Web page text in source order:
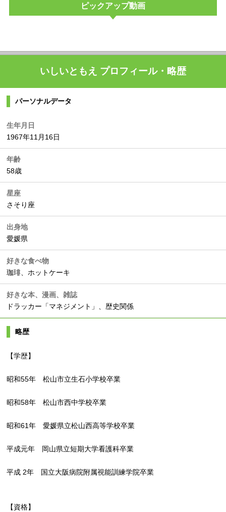
ピックアップ動画
いしいともえ プロフィール・略歴
パーソナルデータ
生年月日
1967年11月16日
年齢
58歳
星座
さそり座
出身地
愛媛県
好きな食べ物
珈琲、ホットケーキ
好きな本、漫画、雑誌
ドラッカー「マネジメント」、歴史関係
略歴
【学歴】
昭和55年 松山市立生石小学校卒業
昭和58年 松山市西中学校卒業
昭和61年 愛媛県立松山西高等学校卒業
平成元年 岡山県立短期大学看護科卒業
平成 2年 国立大阪病院附属視能訓練学院卒業
【資格】